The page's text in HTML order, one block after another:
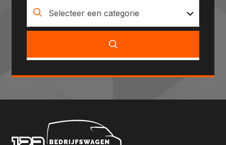
Selecteer een categorie